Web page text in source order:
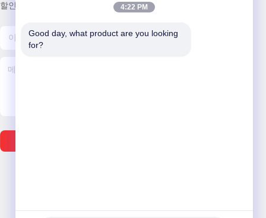
할인 및 더 많은 정보를 얻기 위해 뉴스레터에 가입하십시오.
4:22 PM
Good day, what product are you looking
for?